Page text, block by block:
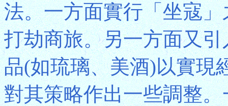
法。一方面實行「坐寇
打劫商旅。另一方面又
品(如琉璃、美酒)以實現
對其策略作出一些調整